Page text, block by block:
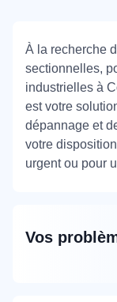
À la recherche
sectionnelles,
industrielles à
est votre
dépannage et
votre
urgent ou pour
Vos